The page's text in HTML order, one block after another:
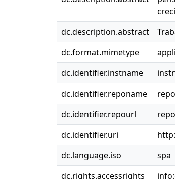
dc.description.abstract
dc.format.mimetype
dc.identifier.instname
dc.identifier.reponame
dc.identifier.repourl
dc.identifier.uri
dc.language.iso
spa
dc.rights.accessrights